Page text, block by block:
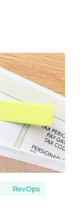
RevOps